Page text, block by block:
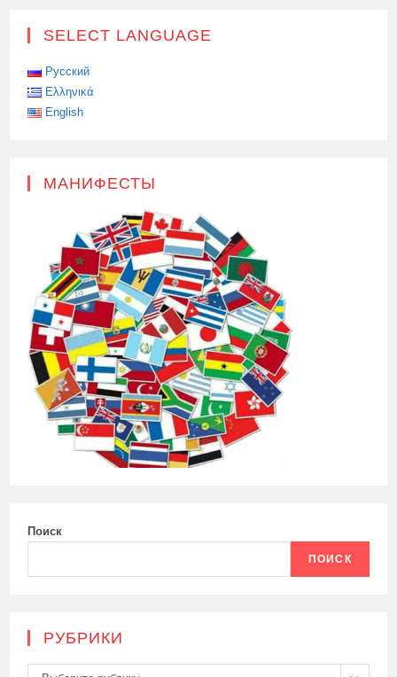
SELECT LANGUAGE
Русский
Ελληνικά
English
МАНИФЕСТЫ
Поиск
ПОИСК
РУБРИКИ
Рубрики